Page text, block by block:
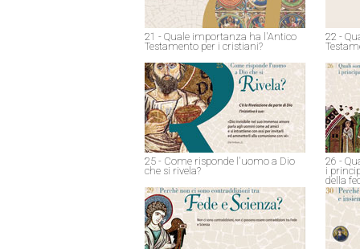
21 - Quale importanza ha l'Antico
Testamento per i cristiani?
22 -
25 - Come risponde l'uomo a Dio
che si rivela?
26 -
i
della